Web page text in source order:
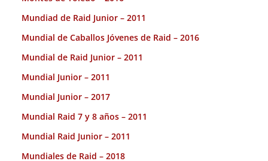
Mundiad de Raid Junior – 2011
Mundial de Caballos Jóvenes de Raid – 2016
Mundial de Raid Junior – 2011
Mundial Junior – 2011
Mundial Junior – 2017
Mundial Raid 7 y 8 años – 2011
Mundial Raid Junior – 2011
Mundiales de Raid – 2018